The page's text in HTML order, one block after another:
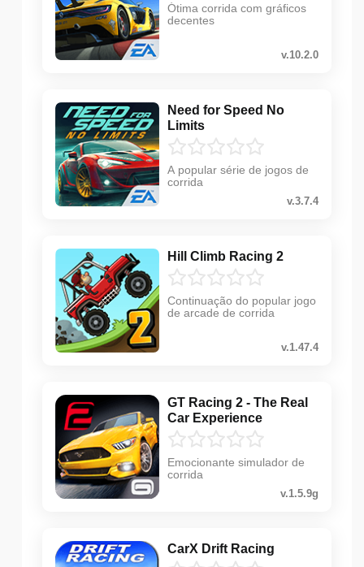
Ótima corrida com gráficos
decentes
v.10.2.0
Need for Speed No
Limits
A popular série de jogos de
corrida
v.3.7.4
Hill Climb Racing 2
Continuação do popular jogo
de arcade de corrida
v.1.47.4
GT Racing 2 - The Real
Car Experience
Emocionante simulador de
corrida
v.1.5.9g
CarX Drift Racing